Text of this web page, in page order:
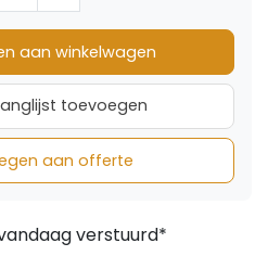
aan winkelwagen
toevoegen
aan offerte
verstuurd*